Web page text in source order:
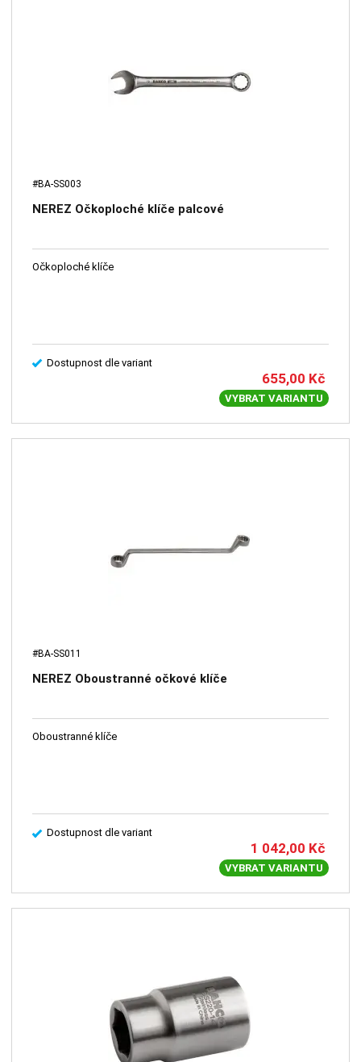
#BA-SS003
NEREZ Očkoploché klíče palcové
Očkoploché klíče
Dostupnost dle variant
655,00 Kč
VYBRAT VARIANTU
#BA-SS011
NEREZ Oboustranné očkové klíče
Oboustranné klíče
Dostupnost dle variant
1 042,00 Kč
VYBRAT VARIANTU